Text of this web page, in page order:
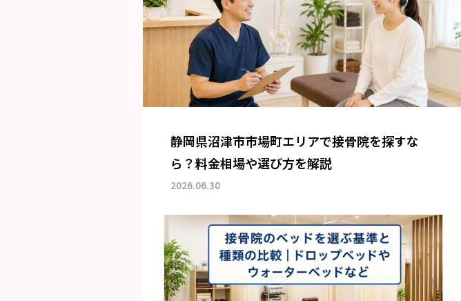
静岡県沼津市市場町エリアで接骨院を探すな
ら？料金相場や選び方を解説
2026.06.30